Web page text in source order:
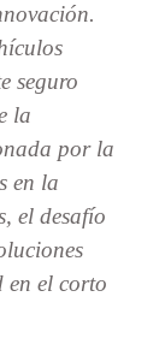
seguro
la
por la
en la
el desafío
en el corto